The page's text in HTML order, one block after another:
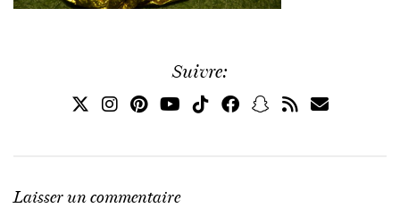
Suivre:
Laisser un commentaire